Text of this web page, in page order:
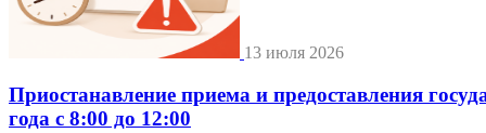
13 июля 2026
Приостанавление приема и предоставления
года с 8:00 до 12:00